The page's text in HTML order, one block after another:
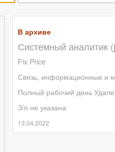
В архиве
Системный аналитик
Fix Price
Связь, информационные и
Полный рабочий день
З/п не указана
13.04.2022